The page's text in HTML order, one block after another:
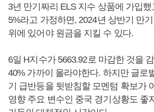
3년 만기짜리 ELS 지수 상품에 가입
5%라고 가정하면, 2024년 상반기 만
위에 있어야 원금을 지킬 수 있다.
6일 H지수가 5663.92로 마감한 것을
40% 가까이 올라야한다. 하지만 글로
기 급반등을 뒷받침할 모멘텀 확보가
영향 주요 변수인 중국 경기상황도 좋